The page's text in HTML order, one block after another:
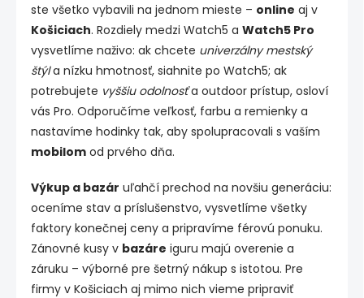
ste všetko vybavili na jednom mieste – online aj v
Košiciach. Rozdiely medzi Watch5 a Watch5 Pro
vysvetlíme naživo: ak chcete univerzálny mestský
štýla nízku hmotnosť, siahnite po Watch5; ak
potrebujete vyššiu odolnosťa outdoor prístup, osloví
vás Pro. Odporučíme veľkosť, farbu a remienky a
nastavíme hodinky tak, aby spolupracovali s vaším
mobilomod prvého dňa.
Výkup a bazár uľahčí prechod na novšiu generáciu:
oceníme stav a príslušenstvo, vysvetlíme všetky
faktory konečnej ceny a pripravíme férovú ponuku.
Zánovné kusy v bazáre iguru majú overenie a
záruku – výborné pre šetrný nákup s istotou. Pre
firmy v Košiciach aj mimo nich vieme pripraviť